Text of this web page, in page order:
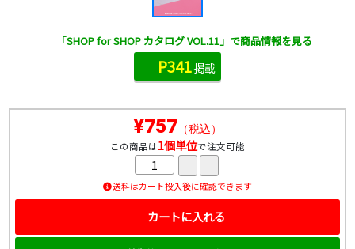
¥757 （税込）
この商品は1個単位で注文可能
送料はカート投入後に確認できます
カートに入れる
「SHOP for SHOP カタログ VOL.11」で商品情報を見る
P341掲載